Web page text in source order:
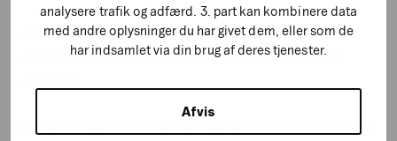
analysere trafik og adfærd. 3. part kan kombinere data
med andre oplysninger du har givet dem, eller som de
har indsamlet via din brug af deres tjenester.
Afvis
46% af alle søgeforespørgsler på Google er lokale
søgninger. Det vil sige søgninger, der er geografisk